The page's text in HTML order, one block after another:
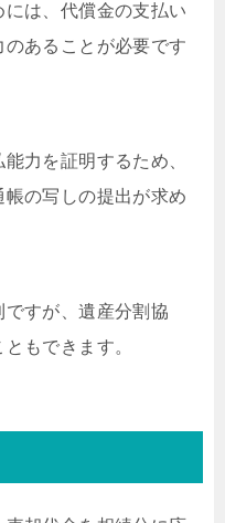
は、代償金の支払い
あることが必要です
力を証明するため、
の写しの提出が求め
すが、遺産分割協
もできます。